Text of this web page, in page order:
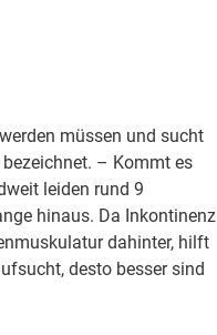
müssen und sucht
– Kommt es
leiden rund 9
hinaus. Da Inkontinenz
dahinter, hilft
desto besser sind